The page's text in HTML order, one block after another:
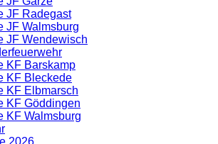
JF Radegast
JF Walmsburg
JF Wendewisch
KF Barskamp
KF Bleckede
KF Elbmarsch
KF Göddingen
KF Walmsburg
2026